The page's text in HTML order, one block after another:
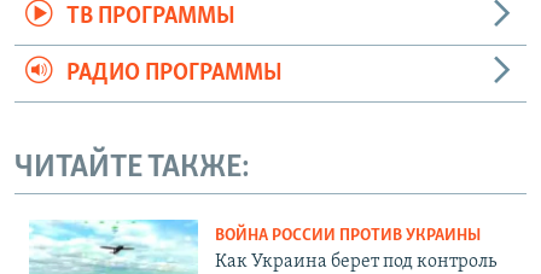
ТВ ПРОГРАММЫ
РАДИО ПРОГРАММЫ
ЧИТАЙТЕ ТАКЖЕ:
ВОЙНА РОССИИ ПРОТИВ УКРАИНЫ
Как Украина берет под контроль